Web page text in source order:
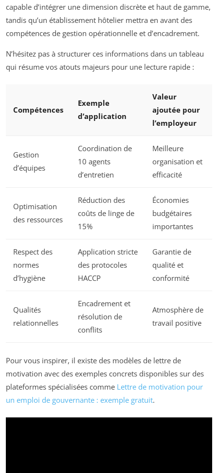
capable d’intégrer une dimension discrète et haut de gamme,
tandis qu’un établissement hôtelier mettra en avant des
compétences de gestion opérationnelle et d’encadrement.
N’hésitez pas à structurer ces informations dans un tableau
qui résume vos atouts majeurs pour une lecture rapide :
Compétences
Exemple
d’application
Valeur
ajoutée pour
l’employeur
Gestion
d’équipes
Coordination de
10 agents
d’entretien
Meilleure
organisation et
efficacité
Optimisation
des ressources
Réduction des
coûts de linge de
15%
Économies
budgétaires
importantes
Respect des
normes
d’hygiène
Application stricte
des protocoles
HACCP
Garantie de
qualité et
conformité
Qualités
relationnelles
Encadrement et
résolution de
conflits
Atmosphère de
travail positive
Pour vous inspirer, il existe des modèles de lettre de
motivation avec des exemples concrets disponibles sur des
plateformes spécialisées comme Lettre de motivation pour
un emploi de gouvernante : exemple gratuit.